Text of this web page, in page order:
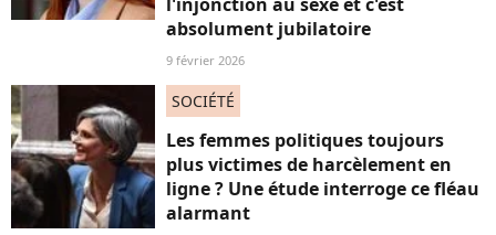
absolument jubilatoire
9 février 2026
SOCIÉTÉ
Les femmes politiques toujours
plus victimes de harcèlement en
ligne ? Une étude interroge ce fléau
alarmant